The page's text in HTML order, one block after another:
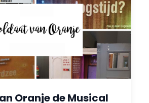
Oranje de Musical